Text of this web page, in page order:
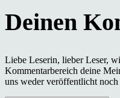
Liebe Leserin, lieber Leser,
Kommentarbereich deine
uns weder veröffentlicht